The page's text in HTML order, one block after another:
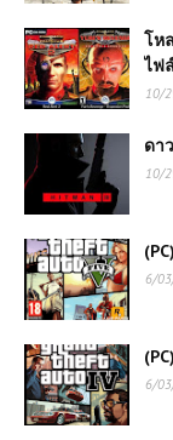
(PC)
Ninja
Download
โหลดเกมส์
Simulator:
สมจริง ลุยกู้
21
โห
ไฟ
10/
ดา
10/
6/
6/